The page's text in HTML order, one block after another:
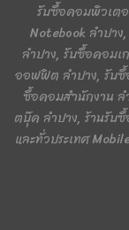
รับซื้อคอมพิวเต
Notebook ลำปา
ลำปาง, รับซื้อคอม
ออฟฟิต ลำปาง, รับซื้
ซื้อคอมสำนักงาน ล
ตบุ๊ค ลำปาง, ร้านรับ
และทั่วประเทศ